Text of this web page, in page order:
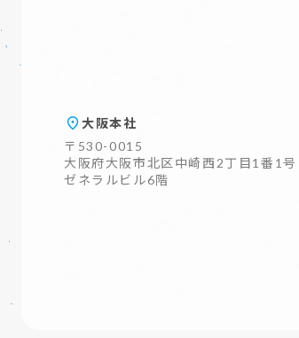
大阪本社
〒530-0015
大阪府大阪市北区中崎西2丁目1番1号
ゼネラルビル6階